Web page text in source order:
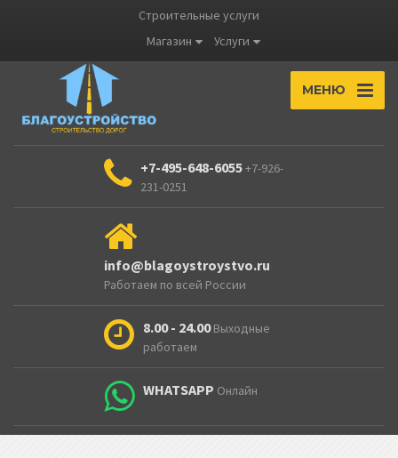
Строительные услуги
Магазин
Услуги
МЕНЮ
+7-495-648-6055+7-926-
231-0251
info@blagoystroystvo.ru
Работаем по всей России
8.00 - 24.00 Выходные
работаем
WHATSAPP Онлайн